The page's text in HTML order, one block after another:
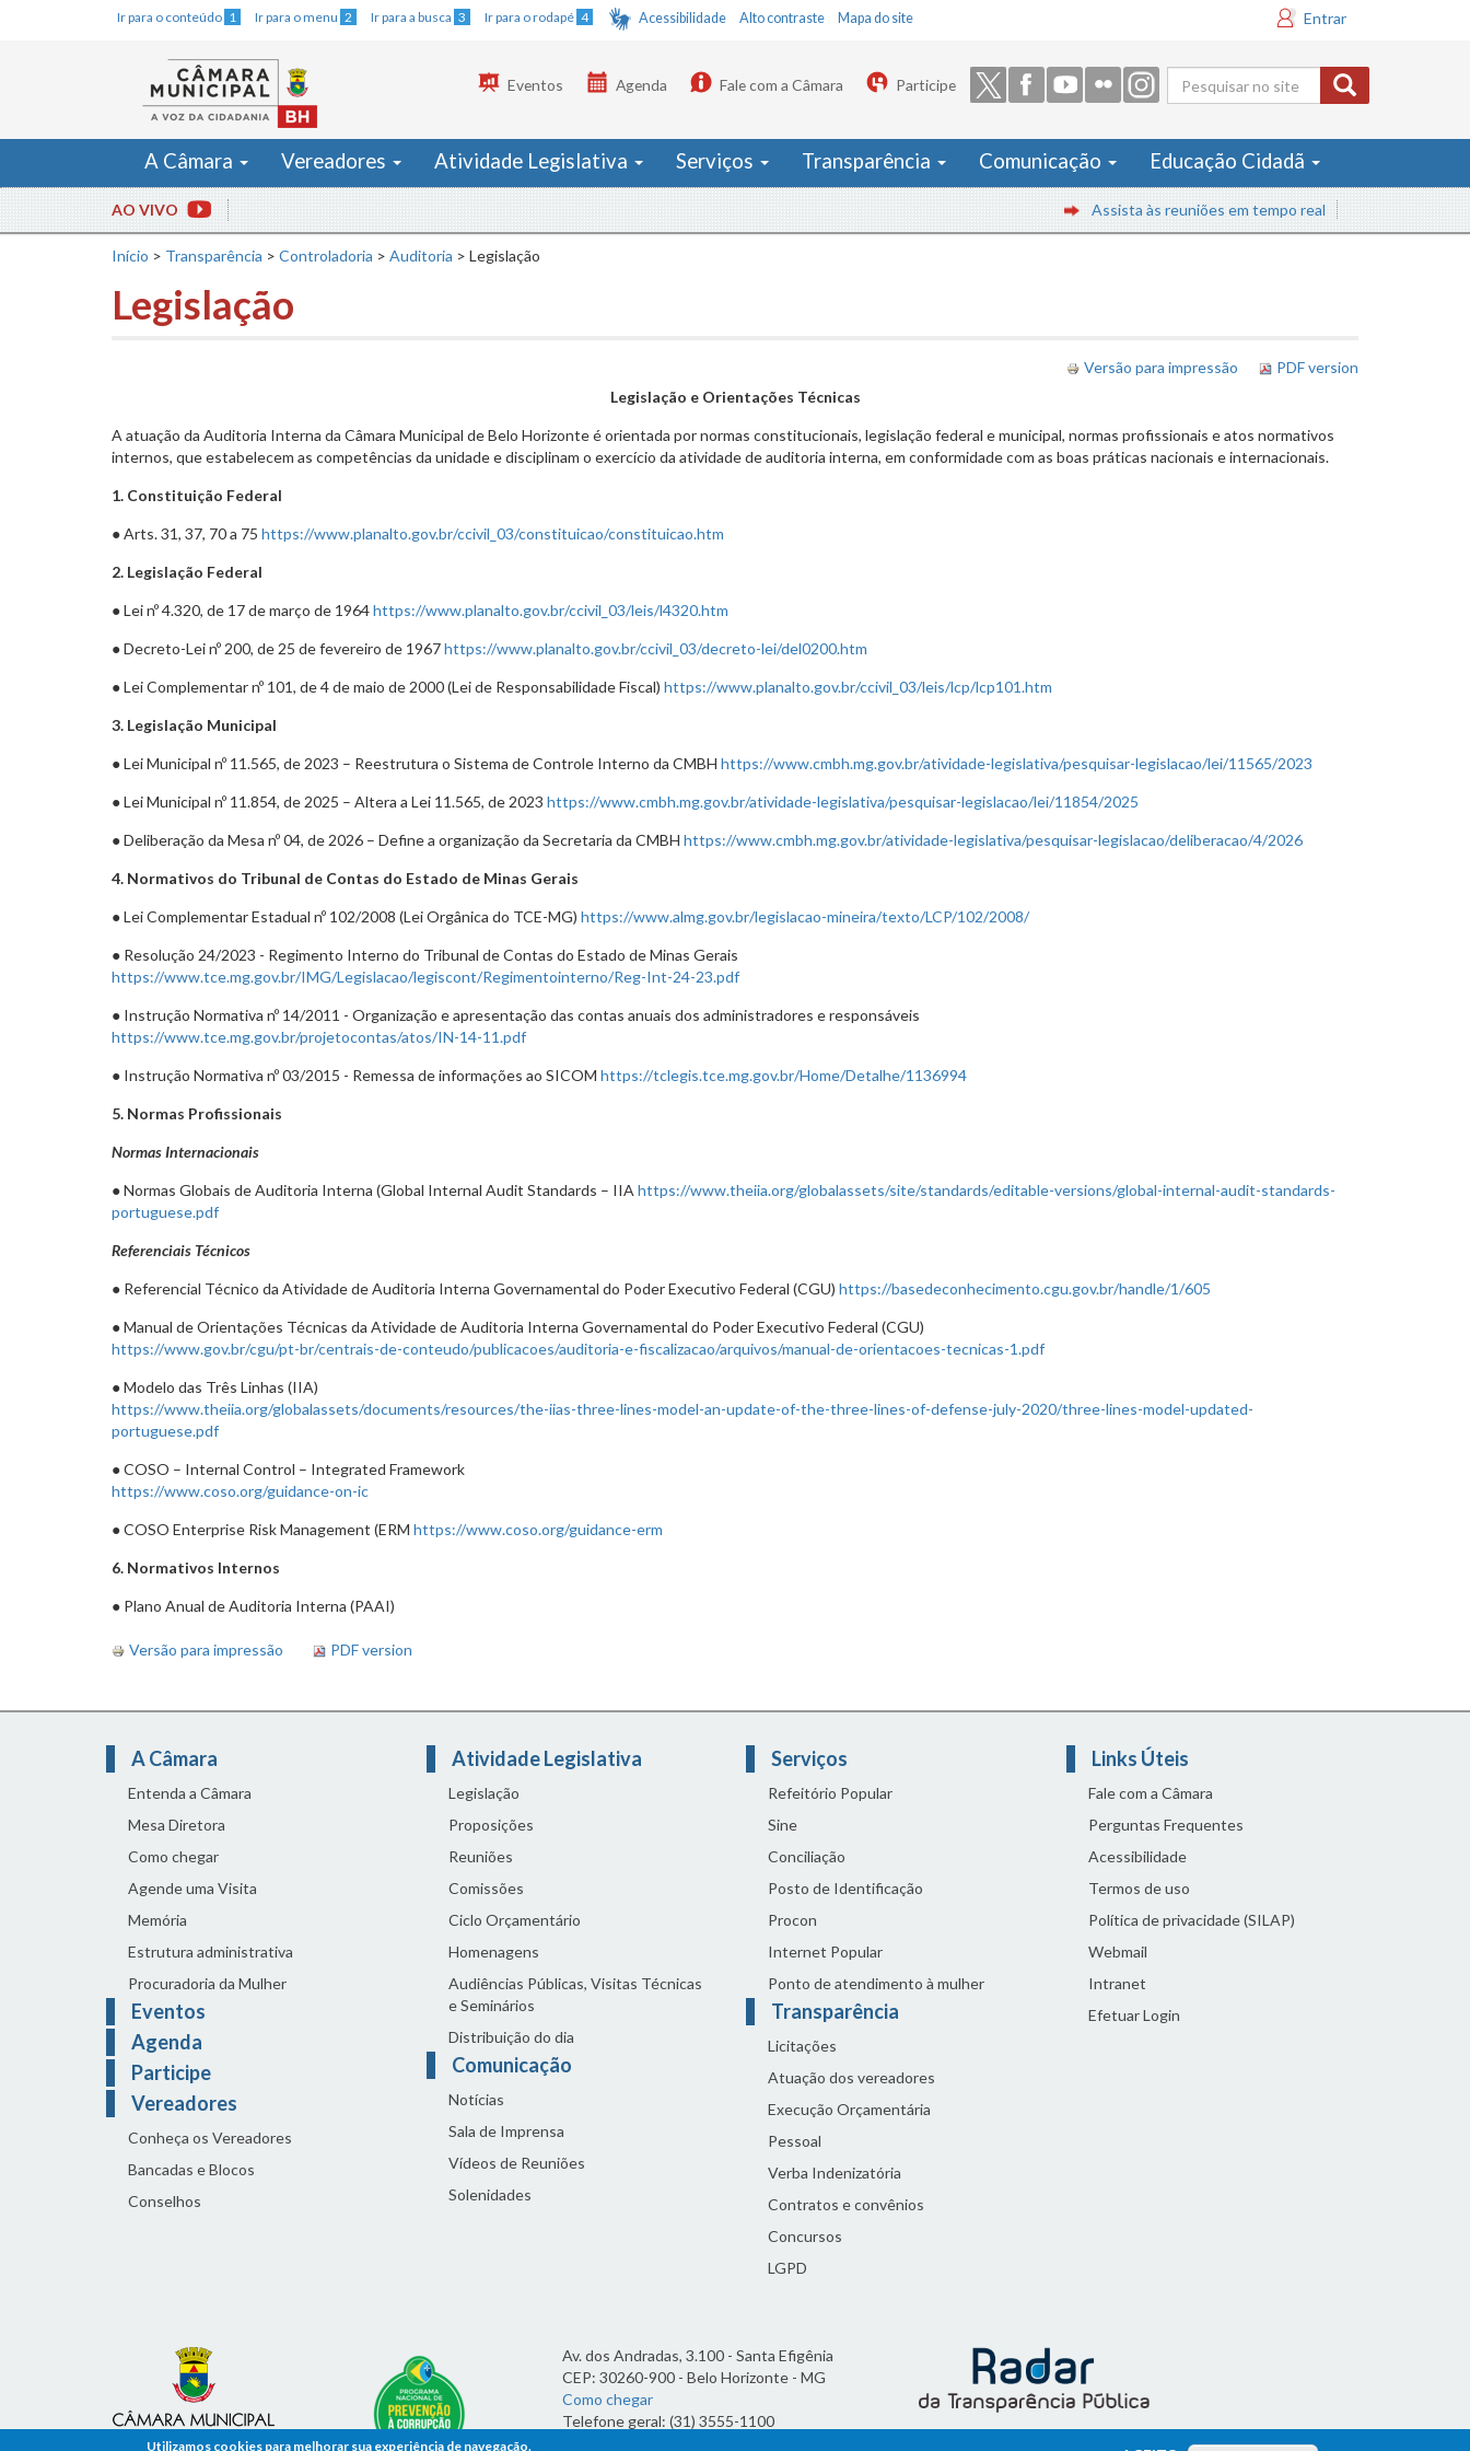
Ir para o conteúdo 1 Ir para o menu 2 Ir para a busca 3 Ir para o rodapé 4 Acessibilidade Alto contraste Mapa do site Entrar
Formulário
de busca
Eventos Agenda Fale com a Câmara Participe
A Câmara Vereadores Atividade Legislativa Serviços Transparência Comunicação Educação Cidadã
AO VIVO Assista às reuniões em tempo real
Início > Transparência > Controladoria > Auditoria > Legislação
Legislação
Versão para impressão
PDF version
Legislação e Orientações Técnicas
A atuação da Auditoria Interna da Câmara Municipal de Belo Horizonte é orientada por normas constitucionais, legislação federal e municipal, normas profissionais e atos normativos
internos, que estabelecem as competências da unidade e disciplinam o exercício da atividade de auditoria interna, em conformidade com as boas práticas nacionais e internacionais.
1. Constituição Federal
● Arts. 31, 37, 70 a 75 https://www.planalto.gov.br/ccivil_03/constituicao/constituicao.htm
2. Legislação Federal
● Lei nº 4.320, de 17 de março de 1964https://www.planalto.gov.br/ccivil_03/leis/l4320.htm
● Decreto-Lei nº 200, de 25 de fevereiro de 1967https://www.planalto.gov.br/ccivil_03/decreto-lei/del0200.htm
● Lei Complementar nº 101, de 4 de maio de 2000 (Lei de Responsabilidade Fiscal) https://www.planalto.gov.br/ccivil_03/leis/lcp/lcp101.htm
3. Legislação Municipal
● Lei Municipal nº 11.565, de 2023 – Reestrutura o Sistema de Controle Interno da CMBH https://www.cmbh.mg.gov.br/atividade-legislativa/pesquisar-legislacao/lei/11565/2023
● Lei Municipal nº 11.854, de 2025 – Altera a Lei 11.565, de 2023 https://www.cmbh.mg.gov.br/atividade-legislativa/pesquisar-legislacao/lei/11854/2025
● Deliberação da Mesa nº 04, de 2026 – Define a organização da Secretaria da CMBH https://www.cmbh.mg.gov.br/atividade-legislativa/pesquisar-legislacao/deliberacao/4/2026
4. Normativos do Tribunal de Contas do Estado de Minas Gerais
● Lei Complementar Estadual nº 102/2008 (Lei Orgânica do TCE-MG) https://www.almg.gov.br/legislacao-mineira/texto/LCP/102/2008/
● Resolução 24/2023 - Regimento Interno do Tribunal de Contas do Estado de Minas Gerais
https://www.tce.mg.gov.br/IMG/Legislacao/legiscont/Regimentointerno/Reg-Int-24-23.pdf
● Instrução Normativa nº 14/2011 - Organização e apresentação das contas anuais dos administradores e responsáveis
https://www.tce.mg.gov.br/projetocontas/atos/IN-14-11.pdf
● Instrução Normativa nº 03/2015 - Remessa de informações ao SICOM https://tclegis.tce.mg.gov.br/Home/Detalhe/1136994
5. Normas Profissionais
Normas Internacionais
● Normas Globais de Auditoria Interna (Global Internal Audit Standards – IIA https://www.theiia.org/globalassets/site/standards/editable-versions/global-internal-audit-standards-
portuguese.pdf
Referenciais Técnicos
● Referencial Técnico da Atividade de Auditoria Interna Governamental do Poder Executivo Federal (CGU) https://basedeconhecimento.cgu.gov.br/handle/1/605
● Manual de Orientações Técnicas da Atividade de Auditoria Interna Governamental do Poder Executivo Federal (CGU)
https://www.gov.br/cgu/pt-br/centrais-de-conteudo/publicacoes/auditoria-e-fiscalizacao/arquivos/manual-de-orientacoes-tecnicas-1.pdf
● Modelo das Três Linhas (IIA)
https://www.theiia.org/globalassets/documents/resources/the-iias-three-lines-model-an-update-of-the-three-lines-of-defense-july-2020/three-lines-model-updated-
portuguese.pdf
● COSO – Internal Control – Integrated Framework
https://www.coso.org/guidance-on-ic
● COSO Enterprise Risk Management (ERM https://www.coso.org/guidance-erm
6. Normativos Internos
● Plano Anual de Auditoria Interna (PAAI)
Versão para impressão PDF version
A Câmara
Entenda a Câmara
Mesa Diretora
Como chegar
Agende uma Visita
Memória
Estrutura administrativa
Procuradoria da Mulher
Eventos
Agenda
Participe
Vereadores
Conheça os Vereadores
Bancadas e Blocos
Conselhos
Atividade Legislativa
Legislação
Proposições
Reuniões
Comissões
Ciclo Orçamentário
Homenagens
Audiências Públicas, Visitas Técnicas
e Seminários
Distribuição do dia
Comunicação
Notícias
Sala de Imprensa
Vídeos de Reuniões
Solenidades
Serviços
Refeitório Popular
Sine
Conciliação
Posto de Identificação
Procon
Internet Popular
Ponto de atendimento à mulher
Transparência
Licitações
Atuação dos vereadores
Execução Orçamentária
Pessoal
Verba Indenizatória
Contratos e convênios
Concursos
LGPD
Links Úteis
Fale com a Câmara
Perguntas Frequentes
Acessibilidade
Termos de uso
Política de privacidade (SILAP)
Webmail
Intranet
Efetuar Login
Av. dos Andradas, 3.100 - Santa Efigênia
CEP: 30260-900 - Belo Horizonte - MG
Como chegar
Telefone geral: (31) 3555-1100
Utilizamos cookies para melhorar sua experiência de navegação.